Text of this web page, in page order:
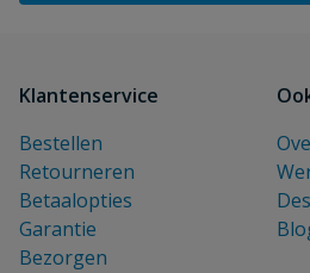
Klantenservice
Bestellen
Retourneren
Betaalopties
Garantie
Bezorgen